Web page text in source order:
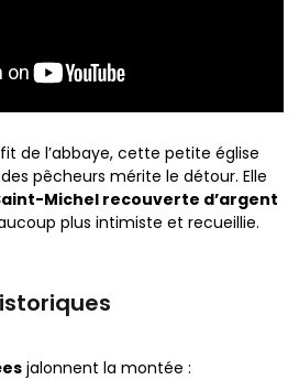
de l’abbaye, cette petite église
pêcheurs mérite le détour. Elle
Michel recouverte d’argent
plus intimiste et recueillie.
jalonnent la montée :